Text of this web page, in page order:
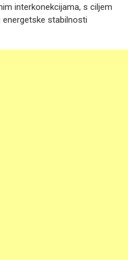
interkonekcijama, s ciljem
energetske stabilnosti